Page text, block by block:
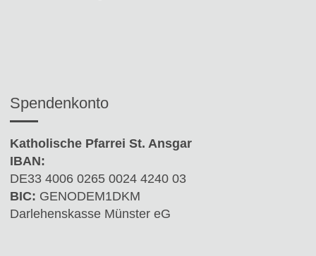
Spendenkonto
Katholische Pfarrei St. Ansgar
IBAN:
DE33 4006 0265 0024 4240 03
BIC: GENODEM1DKM
Darlehenskasse Münster eG